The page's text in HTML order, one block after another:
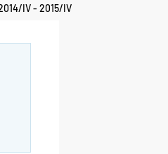
IV - 2015/IV